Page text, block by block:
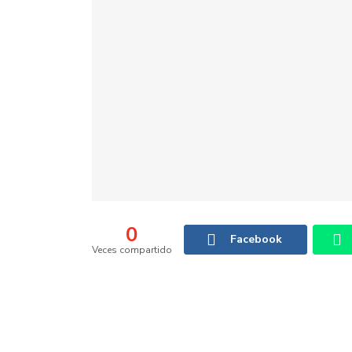
0
Veces compartido
Facebook